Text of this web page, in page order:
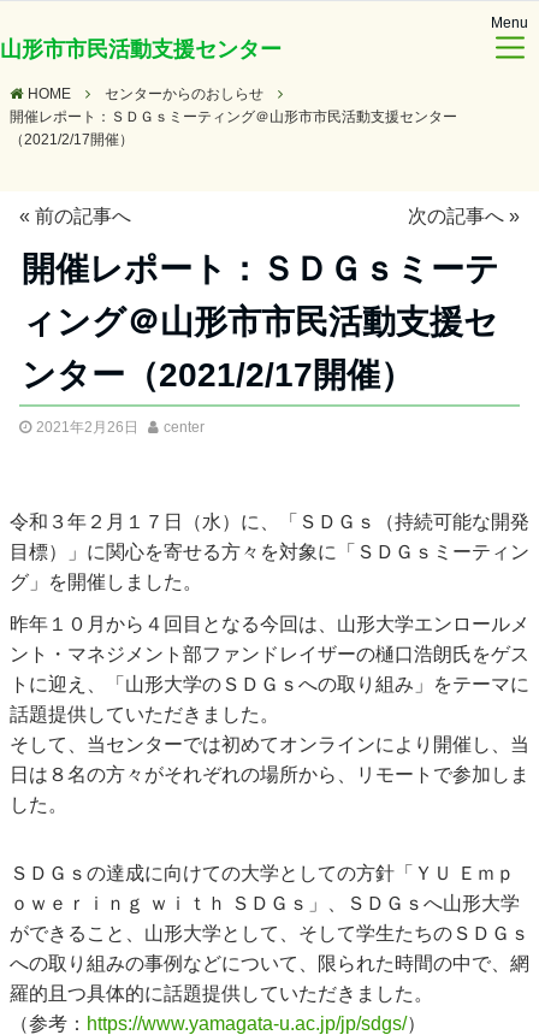
山形市市民活動支援センター
Menu
HOME
センターからのおしらせ
開催レポート：ＳＤＧｓミーティング＠山形市市民活動支援センター
（2021/2/17開催）
« 前の記事へ 次の記事へ »
開催レポート：ＳＤＧｓミーテ
ィング＠山形市市民活動支援セ
ンター（2021/2/17開催）
2021年2月26日 center
令和３年２月１７日（水）に、「ＳＤＧｓ（持続可能な開発
目標）」に関心を寄せる方々を対象に「ＳＤＧｓミーティン
グ」を開催しました。
昨年１０月から４回目となる今回は、山形大学エンロールメ
ント・マネジメント部ファンドレイザーの樋口浩朗氏をゲス
トに迎え、「山形大学のＳＤＧｓへの取り組み」をテーマに
話題提供していただきました。
そして、当センターでは初めてオンラインにより開催し、当
日は８名の方々がそれぞれの場所から、リモートで参加しま
した。
ＳＤＧｓの達成に向けての大学としての方針「ＹＵ Ｅｍｐ
ｏｗｅｒｉｎｇ ｗｉｔｈ ＳＤＧｓ」、ＳＤＧｓへ山形大学
ができること、山形大学として、そして学生たちのＳＤＧｓ
への取り組みの事例などについて、限られた時間の中で、網
羅的且つ具体的に話題提供していただきました。
（参考： https://www.yamagata-u.ac.jp/jp/sdgs/）